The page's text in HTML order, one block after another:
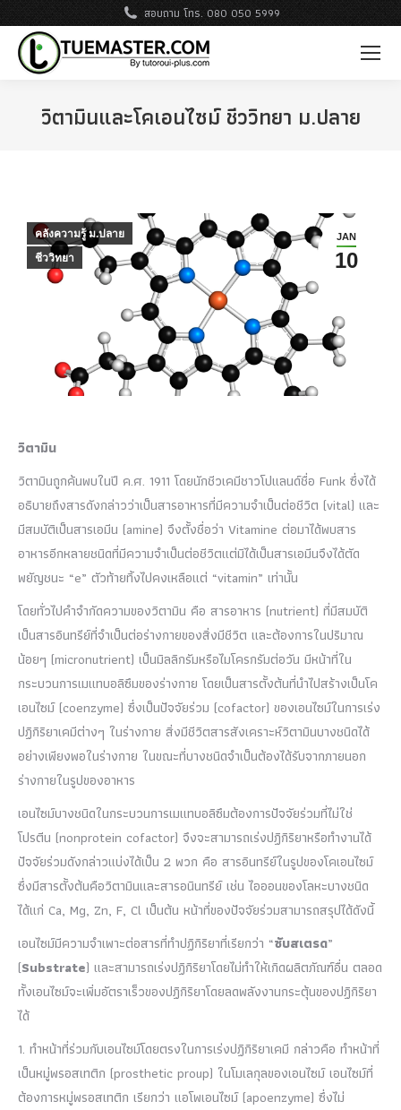
สอบถาม โทร. 080 050 5999
วิตามินและโคเอนไซม์ ชีววิทยา ม.ปลาย
JAN
10
คลังความรู้ ม.ปลาย
ชีววิทยา
วิตามิน
วิตามินถูกค้นพบในปี ค.ศ. 1911 โดยนักชีวเคมีชาวโปแลนด์ชื่อ Funk ซึ่งได้
อธิบายถึงสารดังกล่าวว่าเป็นสารอาหารที่มีความจำเป็นต่อชีวิต (vital) และ
มีสมบัติเป็นสารเอมีน (amine) จึงตั้งชื่อว่า Vitamine ต่อมาได้พบสาร
อาหารอีกหลายชนิดที่มีความจำเป็นต่อชีวิตแต่มิได้เป็นสารเอมีนจึงได้ตัด
พยัญชนะ “e” ตัวท้ายทิ้งไปคงเหลือแต่ “vitamin” เท่านั้น
โดยทั่วไปคำจำกัดความของวิตามิน คือ สารอาหาร (nutrient) ที่มีสมบัติ
เป็นสารอินทรีย์ที่จำเป็นต่อร่างกายของสิ่งมีชีวิต และต้องการในปริมาณ
น้อยๆ (micronutrient) เป็นมิลลิกรัมหรือไมโครกรัมต่อวัน มีหน้าที่ใน
กระบวนการเมแทบอลิซึมของร่างกาย โดยเป็นสารตั้งต้นที่นำไปสร้างเป็นโค
เอนไซม์ (coenzyme) ซึ่งเป็นปัจจัยร่วม (cofactor) ของเอนไซม์ในการเร่ง
ปฏิกิริยาเคมีต่างๆ ในร่างกาย สิ่งมีชีวิตสารสังเคราะห์วิตามินบางชนิดได้
อย่างเพียงพอในร่างกาย ในขณะที่บางชนิดจำเป็นต้องได้รับจากภายนอก
ร่างกายในรูปของอาหาร
เอนไซม์บางชนิดในกระบวนการเมแทบอลิซึมต้องการปัจจัยร่วมที่ไม่ใช่
โปรตีน (nonprotein cofactor) จึงจะสามารถเร่งปฏิกิริยาหรือทำงานได้
ปัจจัยร่วมดังกล่าวแบ่งได้เป็น 2 พวก คือ สารอินทรีย์ในรูปของโคเอนไซม์
ซึ่งมีสารตั้งต้นคือวิตามินและสารอนินทรีย์ เช่น ไอออนของโลหะบางชนิด
ได้แก่ Ca, Mg, Zn, F, Cl เป็นต้น หน้าที่ของปัจจัยร่วมสามารถสรุปได้ดังนี้
เอนไซม์มีความจำเพาะต่อสารที่ทำปฏิกิริยาที่เรียกว่า “ซับสเตรด”
(Substrate) และสามารถเร่งปฏิกิริยาโดยไม่ทำให้เกิดผลิตภัณฑ์อื่น ตลอด
ทั้งเอนไซม์จะเพิ่มอัตราเร็วของปฏิกิริยาโดยลดพลังงานกระตุ้นของปฏิกิริยา
ได้
1. ทำหน้าที่ร่วมกับเอนไซม์โดยตรงในการเร่งปฏิกิริยาเคมี กล่าวคือ ทำหน้าที่
เป็นหมู่พรอสเทติก (prosthetic proup) ในโมเลกุลของเอนไซม์ เอนไซม์ที่
ต้องการหมู่พรอสเทติก เรียกว่า แอโพเอนไซม์ (apoenzyme) ซึ่งไม่